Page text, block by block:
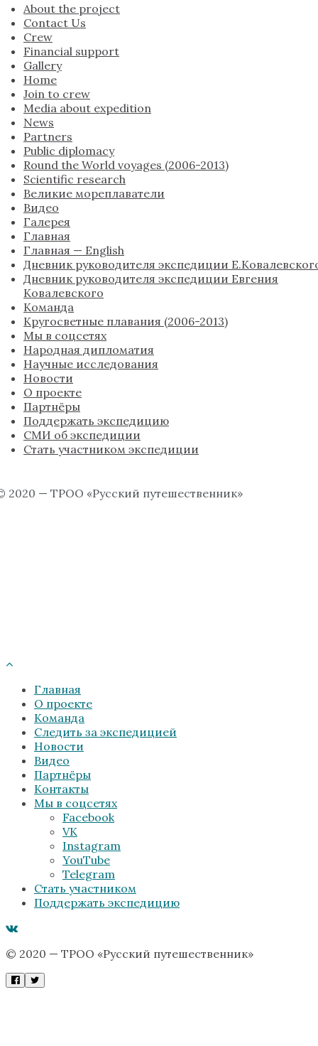
About the project
Contact Us
Crew
Financial support
Gallery
Home
Join to crew
Media about expedition
News
Partners
Public diplomacy
Round the World voyages (2006-2013)
Scientific research
Великие мореплаватели
Видео
Галерея
Главная
Главная — English
Дневник руководителя экспедиции
Дневник руководителя экспедиции Евгения
Ковалевского
Команда
Кругосветные плавания (2006-2013)
Мы в соцсетях
Народная дипломатия
Научные исследования
Новости
О проекте
Партнёры
Поддержать экспедицию
СМИ об экспедиции
Стать участником экспедиции
2020 — ТРОО «Русский путешественник»
Главная
О проекте
Команда
Следить за экспедицией
Новости
Видео
Партнёры
Контакты
Мы в соцсетях
Facebook
VK
Instagram
YouTube
Telegram
Стать участником
Поддержать экспедицию
© 2020 — ТРОО «Русский путешественник»